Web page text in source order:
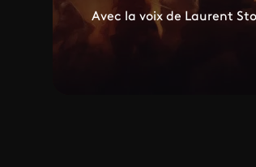
Avec la voix de Laurent